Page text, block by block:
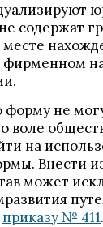
содержат
фирменном
форму не
воле
на
Внести
может
приказу № 411.